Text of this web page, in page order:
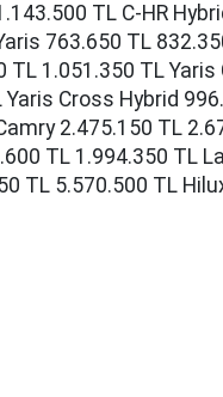
TL C-HR
763.650 TL
TL 1.051.350 TL
Yaris Cross Hybrid
2.475.150 TL
TL 1.994.350 TL
TL 5.570.500 TL